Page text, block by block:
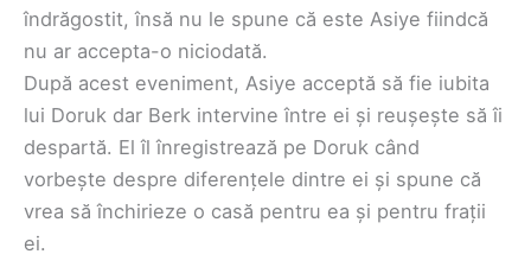
îndrăgostit, însă nu le spune că este Asiye fiindcă
nu ar accepta-o niciodată.
După acest eveniment, Asiye acceptă să fie iubita
lui Doruk dar Berk intervine între ei și reușește să îi
despartă. El îl înregistrează pe Doruk când
vorbește despre diferențele dintre ei și spune că
vrea să închirieze o casă pentru ea și pentru frații
ei.